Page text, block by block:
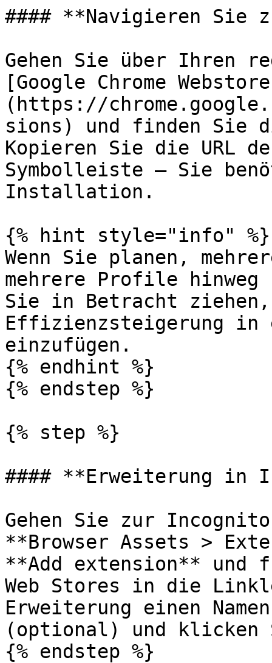
#### **Navigieren Sie
Gehen Sie über Ihren
[Google Chrome
(https://
sions) und finden Sie
Kopieren Sie die URL
Symbolleiste – Sie
Installation.
{% hint style="info" %}
Wenn Sie planen,
mehrere Profile
Sie in Betracht ziehen,
Effizienzsteigerung in
einzufügen.
{% endhint %}
{% endstep %}
{% step %}
#### **Erweiterung in
Gehen Sie zur
**Browser Assets >
**Add extension** und
Web Stores in die
Erweiterung einen
(optional) und klicken
{% endstep %}